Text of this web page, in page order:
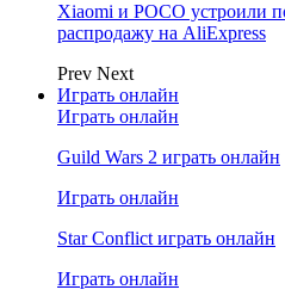
Xiaomi и POCO устроили
распродажу на AliExpress
Prev Next
Играть онлайн
Играть онлайн
Guild Wars 2 играть онлайн
Играть онлайн
Star Conflict играть онлайн
Играть онлайн